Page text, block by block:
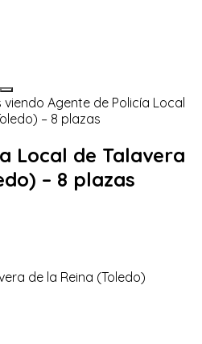
Local de Talavera
– 8 plazas
de la Reina (Toledo)